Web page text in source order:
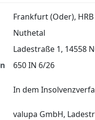
nach kostenloser
Jetzt kostenlos registrieren
Frankfurt (Oder), HRB
Nuthetal
Ladestraße 1, 14558
650 IN 6/26
In dem
valupa GmbH,